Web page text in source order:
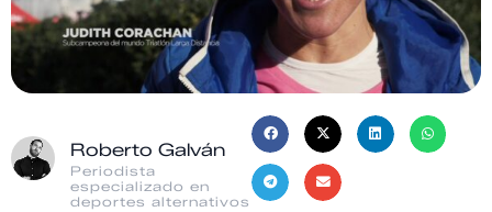
Roberto Galván
Periodista
especializado en
deportes alternativos